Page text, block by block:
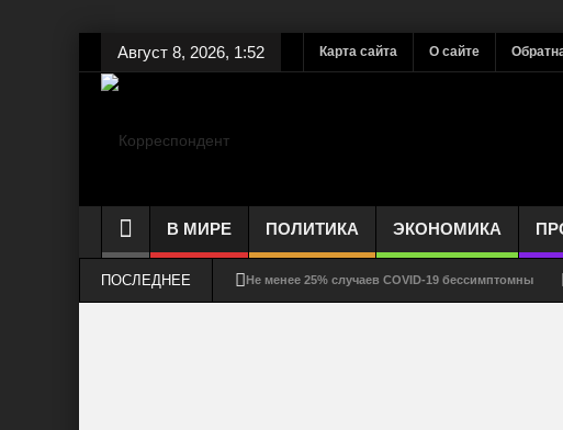
Август 8, 2026, 1:52 Карта сайта О сайте
В МИРЕ ПОЛИТИКА ЭКОНОМИКА
ПОСЛЕДНЕЕ Не менее 25% случаев COVID-19 бессимптомны